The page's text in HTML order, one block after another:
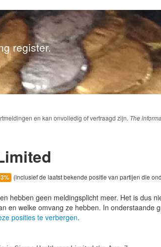
register.
en kan onvolledig of vertraagd zijn. The
(inclusief de laatst bekende positie van partijen die
hebben geen meldingsplicht meer. Het is dus
en welke omvang ze hebben. In onderstaande
posities te verbergen.